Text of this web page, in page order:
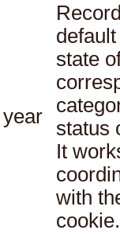
year
state
status
It
with
cookie.